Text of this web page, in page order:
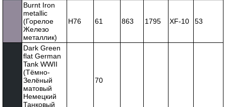
Burnt Iron
metallic
(Горелое
Железо
металлик)
H76 61 863 1795 XF-10 53
Dark Green
flat German
Tank WWII
(Тёмно-
Зелёный
матовый
Немецкий
Танковый
70